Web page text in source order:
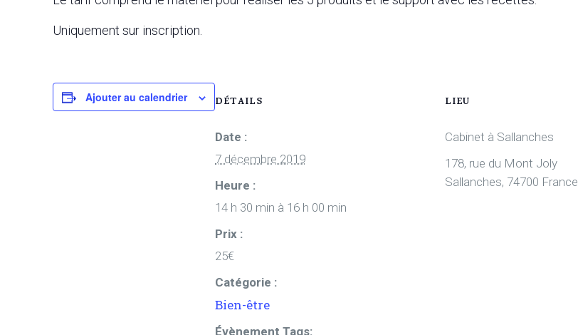
Uniquement sur inscription.
Ajouter au calendrier DÉTAILS
Date :
7 décembre 2019
Heure :
14 h 30 min à 16 h 00 min
Prix :
25€
Catégorie :
Bien-être
Évènement Tags:
LIEU
Cabinet à Sallanches
178, rue du Mont Joly
Sallanches, 74700 France